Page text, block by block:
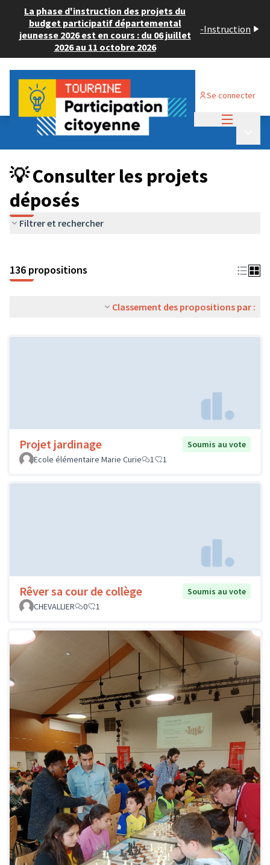
La phase d'instruction des projets du
budget participatif départemental
jeunesse 2026 est en cours : du 06 juillet
2026 au 11 octobre 2026
-Instruction
Se connecter
Budget Participatif JEUNESSE 2024
💡 Consulter les projets déposés
💡 Consulter les projets
déposés
Filtrer et rechercher
136 propositions
Classement des propositions par :
Projet jardinage
Soumis au vote
Ecole élémentaire Marie Curie
1 1
Rêver sa cour de collège
Soumis au vote
CHEVALLIER
0 1